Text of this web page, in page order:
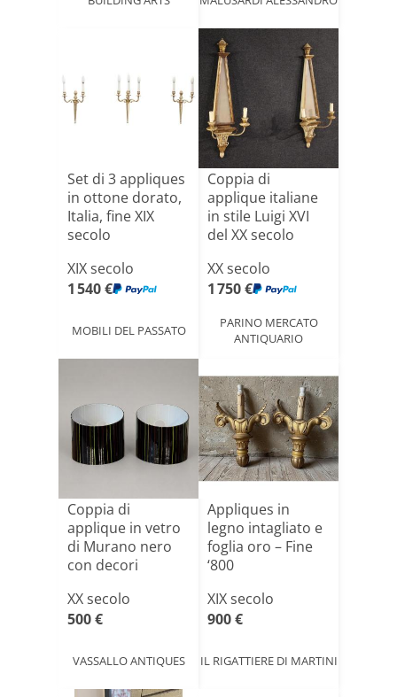
Set di 3 appliques
in ottone dorato,
Italia, fine XIX
secolo
XIX secolo
1 540 €
MOBILI DEL PASSATO
Coppia di
applique italiane
in stile Luigi XVI
del XX secolo
XX secolo
1 750 €
PARINO MERCATO
ANTIQUARIO
Coppia di
applique in vetro
di Murano nero
con decori
XX secolo
500 €
VASSALLO ANTIQUES
Appliques in
legno intagliato e
foglia oro – Fine
‘800
XIX secolo
900 €
IL RIGATTIERE DI MARTINI